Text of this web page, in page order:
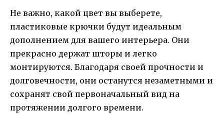
Не важно, какой цвет вы выберете,
пластиковые крючки будут идеальным
дополнением для вашего интерьера. Они
прекрасно держат шторы и легко
монтируются. Благодаря своей прочности и
долговечности, они останутся незаметными и
сохранят свой первоначальный вид на
протяжении долгого времени.